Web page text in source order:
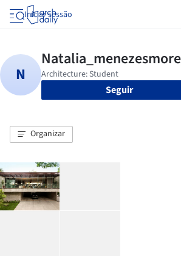
Iniciar sessão
Seguir
Organizar